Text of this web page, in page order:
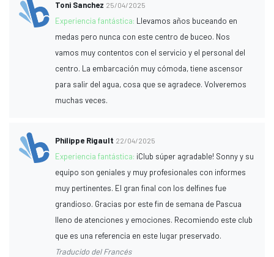
Toni Sanchez 25/04/2025
Experiencia fantástica: Llevamos años buceando en
medas pero nunca con este centro de buceo. Nos
vamos muy contentos con el servicio y el personal del
centro. La embarcación muy cómoda, tiene ascensor
para salir del agua, cosa que se agradece. Volveremos
muchas veces.
Philippe Rigault 22/04/2025
Experiencia fantástica: ¡Club súper agradable! Sonny y su
equipo son geniales y muy profesionales con informes
muy pertinentes. El gran final con los delfines fue
grandioso. Gracias por este fin de semana de Pascua
lleno de atenciones y emociones. Recomiendo este club
que es una referencia en este lugar preservado.
Traducido del Francés